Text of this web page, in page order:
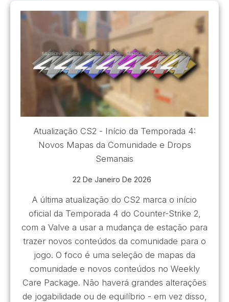
Atualização CS2 - Início da Temporada 4:
Novos Mapas da Comunidade e Drops
Semanais
22 De Janeiro De 2026
A última atualização do CS2 marca o início
oficial da Temporada 4 do Counter-Strike 2,
com a Valve a usar a mudança de estação para
trazer novos conteúdos da comunidade para o
jogo. O foco é uma seleção de mapas da
comunidade e novos conteúdos no Weekly
Care Package. Não haverá grandes alterações
de jogabilidade ou de equilíbrio - em vez disso,